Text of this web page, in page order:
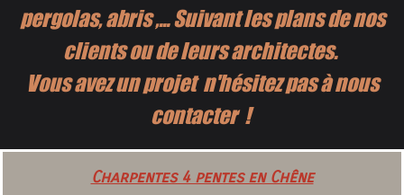
pergolas, abris ,...Suivant les plans de nos
clients ou de leurs architectes.
Vous avez un projet n'hésitez pas à nous
contacter !
Charpentes 4 pentes en Chêne